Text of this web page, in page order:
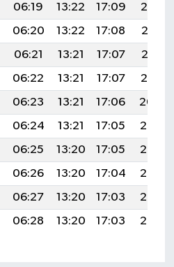
06:19 13:22 17:09
20:14
06:20 13:22 17:08
20:13
06:21 13:21 17:07
20:12
06:22 13:21 17:07
20:10
06:23 13:21 17:06
20:09
06:24 13:21 17:05
20:08
06:25 13:20 17:05
20:06
06:26 13:20 17:04
20:05
06:27 13:20 17:03
20:03
06:28 13:20 17:03 20:02